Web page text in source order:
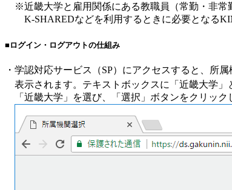
※近畿大学と雇用関係にある教職員（常勤・非常
K-SHAREDなどを利用するときに必要となる
■ログイン・ログアウトの仕組み
・学認対応サービス（SP）にアクセスすると、所
表示されます。テキストボックスに「近畿大学」
「近畿大学」を選び、「選択」ボタンをクリック